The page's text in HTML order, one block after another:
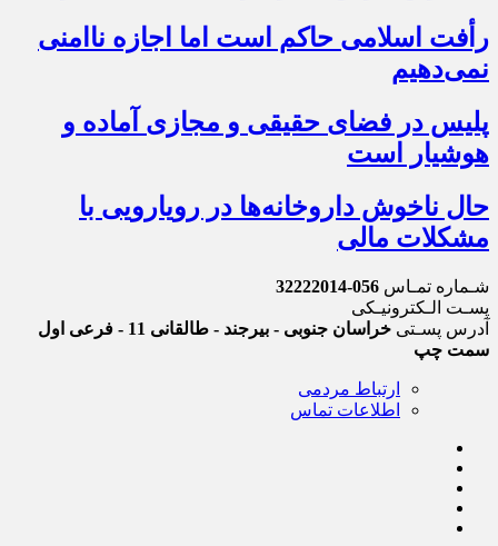
رأفت اسلامی حاکم است اما اجازه ناامنی
نمی‌دهیم
پلیس در فضای حقیقی و مجازی آماده و
هوشیار است
حال ناخوش داروخانه‌ها در رویارویی با
مشکلات مالی
شـماره تمـاس 056-32222014
پسـت الـکترونیـکی
آدرس پسـتی
خراسان جنوبی - بیرجند - طالقانی 11 - فرعی اول
سمت چپ
ارتباط مردمی
اطلاعات تماس